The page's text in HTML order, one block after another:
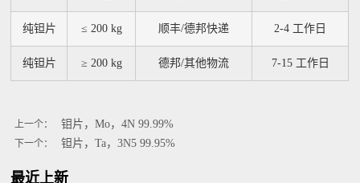
纯钽片 ≤ 200 kg 顺丰/德邦快递 2-4 工作日
纯钽片 ≥ 200 kg 德邦/其他物流 7-15 工作日
上一个： 钼片，Mo，4N 99.99%
下一个： 钽片，Ta，3N5 99.95%
最近上新